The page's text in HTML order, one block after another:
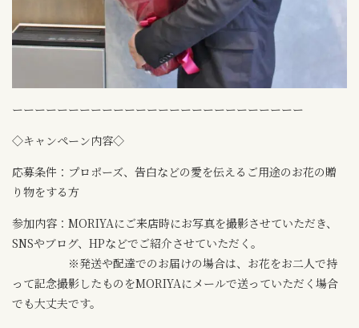
ーーーーーーーーーーーーーーーーーーーーーーーーーー
◇キャンペーン内容◇
応募条件：プロポーズ、告白などの愛を伝えるご用途のお花の贈
り物をする方
参加内容：MORIYAにご来店時にお写真を撮影させていただき、
SNSやブログ、HPなどでご紹介させていただく。
※発送や配達でのお届けの場合は、お花をお二人で持
って記念撮影したものをMORIYAにメールで送っていただく場合
でも大丈夫です。